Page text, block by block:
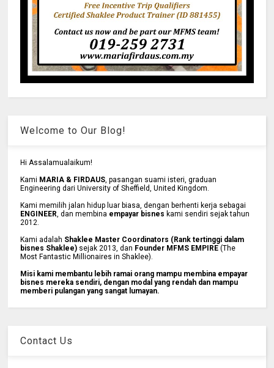
Welcome to Our Blog!
Hi Assalamualaikum!
Kami MARIA & FIRDAUS , pasangan suami isteri, graduan
Engineering dari University of Sheffield, United Kingdom.
Kami memilih jalan hidup luar biasa, dengan berhenti kerja sebagai
ENGINEER , dan membina empayar bisnes kami sendiri sejak tahun
2012.
Kami adalah Shaklee Master Coordinators (Rank tertinggi dalam
bisnes Shaklee) sejak 2013, dan Founder MFMS EMPIRE (The
Most Fantastic Millionaires in Shaklee).
Misi kami membantu lebih ramai orang mampu membina empayar
bisnes mereka sendiri, dengan modal yang rendah dan mampu
memberi pulangan yang sangat lumayan.
Contact Us